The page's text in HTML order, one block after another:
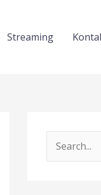
Streaming